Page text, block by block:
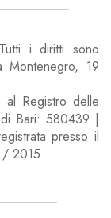
i diritti sono
Montenegro, 19
al Registro delle
Bari: 580439 |
presso il
/ 2015